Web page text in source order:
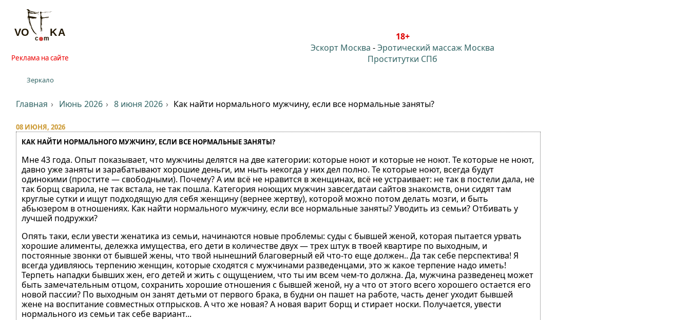
Реклама на сайте
Зеркало
18+
Эскорт Москва -Эротический массаж Москва
Проститутки СПб
Главная Июнь 2026 8 июня 2026 Как найти нормального мужчину, если все нормальные заняты?⁠⁠
08 ИЮНЯ, 2026
КАК НАЙТИ НОРМАЛЬНОГО МУЖЧИНУ, ЕСЛИ ВСЕ НОРМАЛЬНЫЕ ЗАНЯТЫ?⁠⁠
Мне 43 года. Опыт показывает, что мужчины делятся на две категории: которые ноют и которые не ноют. Те которые не ноют,
давно уже заняты и зарабатывают хорошие деньги, им ныть некогда у них дел полно. Те которые ноют, всегда будут
одинокими (простите — свободными). Почему? А им всё не нравится в женщинах, всё не устраивает: не так в постели дала, не
так борщ сварила, не так встала, не так пошла. Категория ноющих мужчин завсегдатаи сайтов знакомств, они сидят там
круглые сутки и ищут подходящую для себя женщину (вернее жертву), которой можно потом делать мозги, и быть
абьюзером в отношениях. Как найти нормального мужчину, если все нормальные заняты? Уводить из семьи? Отбивать у
лучшей подружки?
Опять таки, если увести женатика из семьи, начинаются новые проблемы: суды с бывшей женой, которая пытается урвать
хорошие алименты, дележка имущества, его дети в количестве двух — трех штук в твоей квартире по выходным, и
постоянные звонки от бывшей жены, что твой нынешний благоверный ей что-то еще должен.. Да так себе перспектива! Я
всегда удивляюсь терпению женщин, которые сходятся с мужчинами разведенцами, это ж какое терпение надо иметь!
Терпеть нападки бывших жен, его детей и жить с ощущением, что ты им всем чем-то должна. Да, мужчина разведенец может
быть замечательным отцом, сохранить хорошие отношения с бывшей женой, ну а что от этого всего хорошего остается его
новой пассии? По выходным он занят детьми от первого брака, в будни он пашет на работе, часть денег уходит бывшей
жене на воспитание совместных отпрысков. А что же новая? А новая варит борщ и стирает носки. Получается, увести
нормального из семьи так себе вариант...